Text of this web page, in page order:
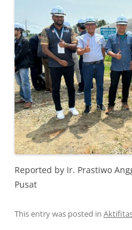
Reported by Ir. Prastiwo
Pusat
This entry was posted in